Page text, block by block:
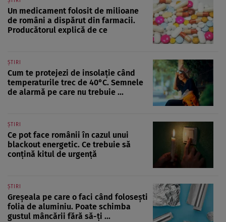
Un medicament folosit de milioane
de români a dispărut din farmacii.
Producătorul explică de ce
ȘTIRI
Cum te protejezi de insolație când
temperaturile trec de 40°C. Semnele
de alarmă pe care nu trebuie ...
ȘTIRI
Ce pot face românii în cazul unui
blackout energetic. Ce trebuie să
conțină kitul de urgență
ȘTIRI
Greșeala pe care o faci când folosești
folia de aluminiu. Poate schimba
gustul mâncării fără să-ți ...